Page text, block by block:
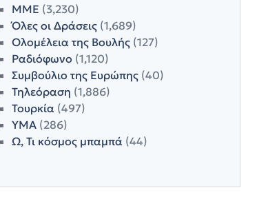
ΜΜΕ (3,230)
Όλες οι Δράσεις(1,689)
Ολομέλεια της Βουλής(127)
Ραδιόφωνο (1,120)
Συμβούλιο της Ευρώπης(40)
Τηλεόραση (1,886)
Τουρκία(497)
ΥΜΑ(286)
Ω, Τι κόσμος μπαμπά(44)